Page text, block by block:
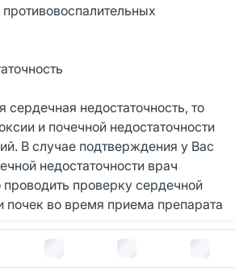
за руб.
сердечная недостаточность, то
и почечной недостаточности
В случае подтверждения у Вас
недостаточности врач
проверку сердечной
почек во время приема препарата